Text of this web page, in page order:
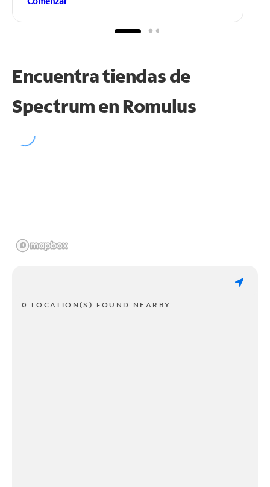
Encuentra tiendas de
Spectrum en Romulus
0 LOCATION(S) FOUND NEARBY